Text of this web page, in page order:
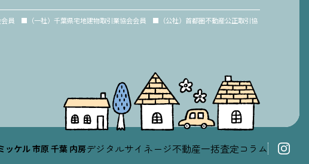
員 ■（一社）千葉県宅地建物取引業協会会員 ■（公社）首都圏不動産公正取引協
ッケル市原千葉 内房デジタルサイネージ不動産一括査定コラム